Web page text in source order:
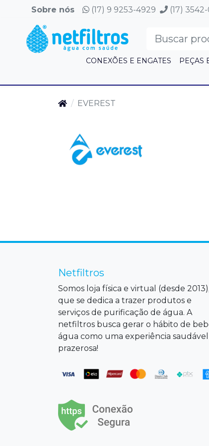
Sobre nós (17) 9 9253-4929 (17)
CONEXÕES E ENGATES PEÇAS
EVEREST
Netfiltros
Somos loja física e virtual (desde
que se dedica a trazer produtos e
serviços de purificação de água. A
netfiltros busca gerar o hábito de
água como uma experiência
prazerosa!